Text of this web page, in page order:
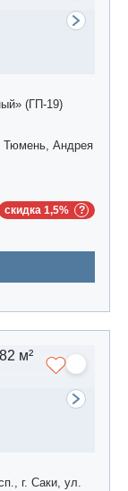
(ГП-19)
Тюмень, Андрея
скидка 1,5%
г. Саки, ул.